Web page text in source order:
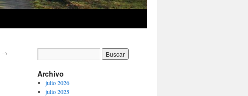
→
Archivo
julio 2026
julio 2025